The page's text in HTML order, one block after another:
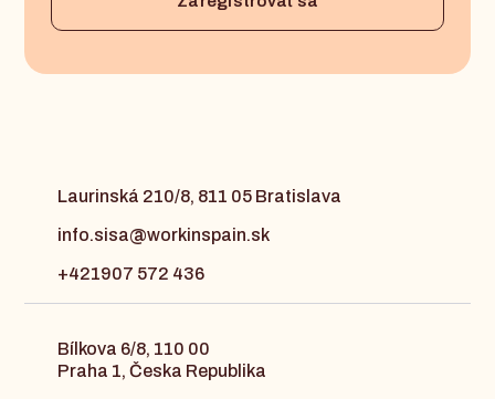
Laurinská 210/8, 811 05 Bratislava
info.sisa@workinspain.sk
+421907 572 436
Bílkova 6/8, 110 00
Praha 1, Česka Republika